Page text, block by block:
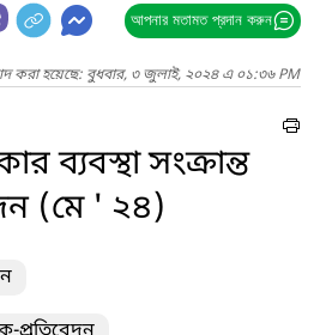
আপনার মতামত প্রদান করুন
করা হয়েছে: বুধবার, ৩ জুলাই, ২০২৪ এ ০১:৩৬ PM
ব্যবস্থা সংক্রান্ত
(মে ' ২৪)